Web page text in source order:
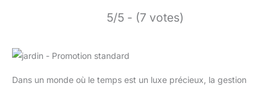
5/5 - (7 votes)
Dans un monde où le temps est un luxe précieux, la gestion